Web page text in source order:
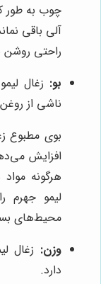
چوب به طور
آلی باقی
راحتی روشن
بو: زغال
ناشی از
بوی مطبوع
افزایش
هرگونه
لیمو جهرم
محیط‌های
وزن: زغال
دارد.